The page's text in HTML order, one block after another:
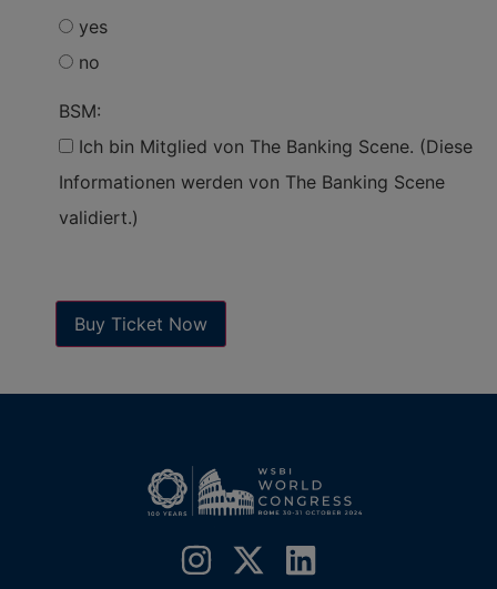
yes
no
BSM:
Ich bin Mitglied von The Banking Scene. (Diese
Informationen werden von The Banking Scene
validiert.)
Buy Ticket Now